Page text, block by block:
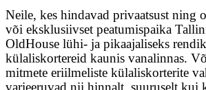
Neile, kes hindavad privaatsust ning
või eksklusiivset peatumispaika
OldHouse lühi- ja pikaajaliseks
külaliskortereid kaunis vanalinnas.
mitmete eriilmeliste külaliskorterite
varieeruvad nii hinnalt, suuruselt